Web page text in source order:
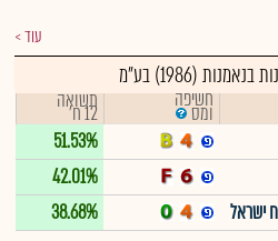
עוד
(1986) בע"מ
חשיפה
ומס תשואה
12 ח'
51.53%
42.01%
38.68%